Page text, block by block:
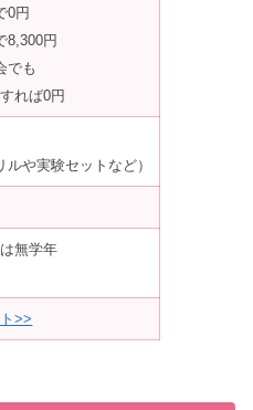
0円
8,300円
でも
れば0円
や実験セットなど）
無学年
>>